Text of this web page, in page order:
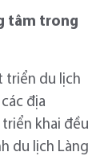
tâm trong
triển du lịch
địa
khai đều
du lịch Làng